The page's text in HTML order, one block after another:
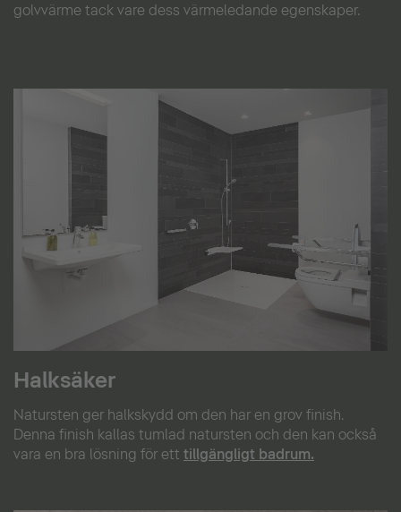
golvvärme tack vare dess värmeledande egenskaper.
Halksäker
Natursten ger halkskydd om den har en grov finish.
Denna finish kallas tumlad natursten och den kan också
vara en bra lösning för ett tillgängligt badrum.